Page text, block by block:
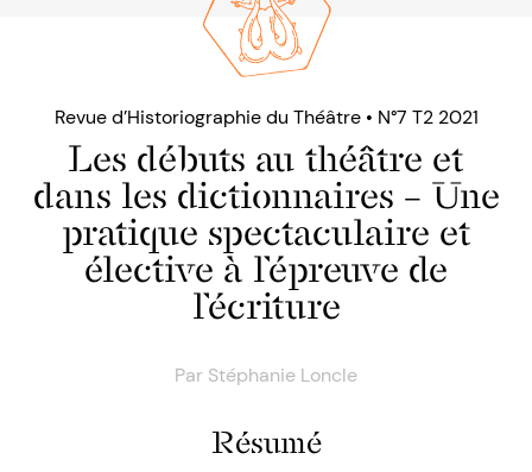
Revue d’Historiographie du Théâtre • N°7 T2 2021
Les débuts au théâtre et
dans les dictionnaires – Une
pratique spectaculaire et
élective à l’épreuve de
l’écriture
Par Stéphanie Loncle
Résumé